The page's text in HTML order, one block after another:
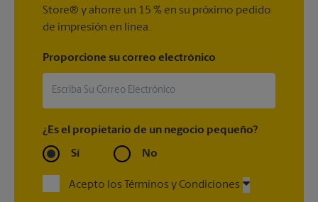
Store® y ahorre un 15 % en su próximo pedido
de impresión en línea.
Proporcione su correo electrónico
¿Es el propietario de un negocio pequeño?
Sí No
Acepto los Términos y Condiciones